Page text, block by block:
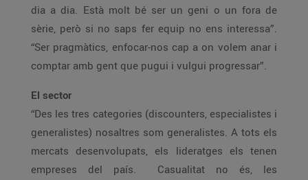
dia a dia. Està molt bé ser un geni o un fora de
sèrie, però si no saps fer equip no ens interessa”.
“Ser pragmàtics, enfocar-nos cap a on volem anar i
comptar amb gent que pugui i vulgui progressar”.
El sector
“Des les tres categories (discounters, especialistes i
generalistes) nosaltres som generalistes. A tots els
mercats desenvolupats, els lideratges els tenen
empreses del país. Casualitat no és, les